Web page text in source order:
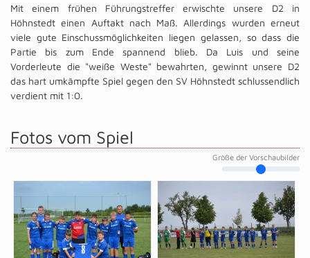
Mit einem frühen Führungstreffer erwischte unsere D2 in
Höhnstedt einen Auftakt nach Maß. Allerdings wurden erneut
viele gute Einschussmöglichkeiten liegen gelassen, so dass die
Partie bis zum Ende spannend blieb. Da Luis und seine
Vorderleute die "weiße Weste" bewahrten, gewinnt unsere D2
das hart umkämpfte Spiel gegen den SV Höhnstedt schlussendlich
verdient mit 1:0.
Fotos vom Spiel
Größe der Vorschaubilder